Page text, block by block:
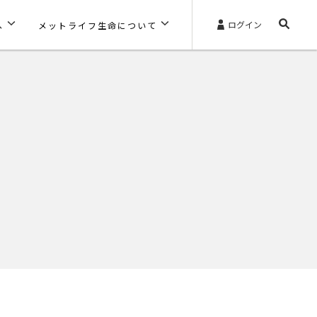
メットライフ生命について ログイン